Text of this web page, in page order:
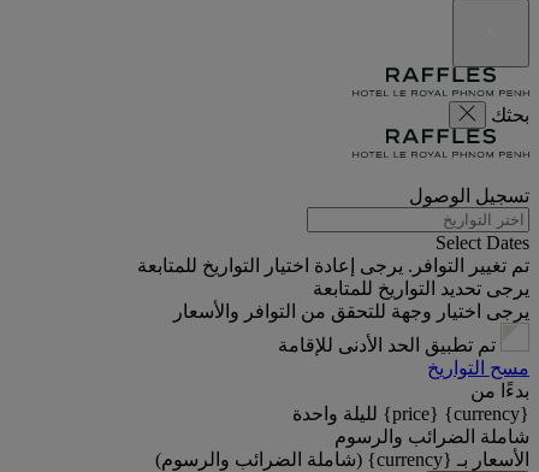
بحثك
تسجيل الوصول
Select Dates
تم تغيير التوافر. يرجى إعادة اختيار التواريخ للمتابعة
يرجى تحديد التواريخ للمتابعة
يرجى اختيار وجهة للتحقق من التوافر والأسعار
تم تطبيق الحد الأدنى للإقامة
مسح التواريخ
بدءًا من
{currency} {price} لليلة واحدة
شاملة الضرائب والرسوم
الأسعار بـ {currency} (شاملة الضرائب والرسوم)